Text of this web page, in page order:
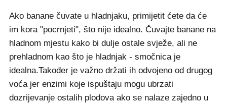
Ako banane čuvate u hladnjaku, primijetit ćete da će
im kora "pocrnjeti", što nije idealno. Čuvajte banane na
hladnom mjestu kako bi dulje ostale svježe, ali ne
prehladnom kao što je hladnjak - smočnica je
idealna.Također je važno držati ih odvojeno od drugog
voća jer enzimi koje ispuštaju mogu ubrzati
dozrijevanje ostalih plodova ako se nalaze zajedno u